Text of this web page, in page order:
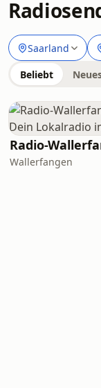
Saarland
Beliebt
Wallerfangen